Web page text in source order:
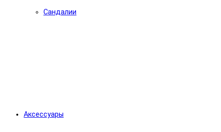
Сандалии
Аксессуары